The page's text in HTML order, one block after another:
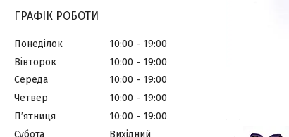
ГРАФІК РОБОТИ
Понеділок 10:00
19:00
Вівторок
10:00
19:00
Середа
10:00
19:00
Четвер
10:00
19:00
Пʼятниця
10:00
19:00
Субота
Вихідний